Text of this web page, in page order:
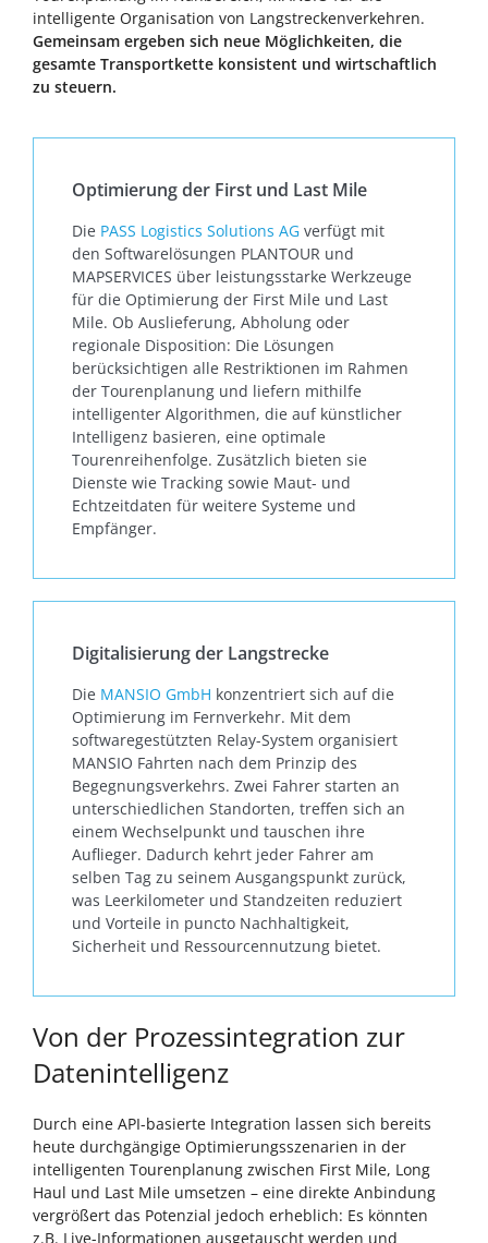
intelligente Organisation von Langstreckenverkehren.
Gemeinsam ergeben sich neue Möglichkeiten, die
gesamte Transportkette konsistent und wirtschaftlich
zu steuern.
Optimierung der First und Last Mile
Die PASS Logistics Solutions AG verfügt mit
den Softwarelösungen PLANTOUR und
MAPSERVICES über leistungsstarke Werkzeuge
für die Optimierung der First Mile und Last
Mile. Ob Auslieferung, Abholung oder
regionale Disposition: Die Lösungen
berücksichtigen alle Restriktionen im Rahmen
der Tourenplanung und liefern mithilfe
intelligenter Algorithmen, die auf künstlicher
Intelligenz basieren, eine optimale
Tourenreihenfolge. Zusätzlich bieten sie
Dienste wie Tracking sowie Maut- und
Echtzeitdaten für weitere Systeme und
Empfänger.
Digitalisierung der Langstrecke
Die MANSIO GmbH konzentriert sich auf die
Optimierung im Fernverkehr. Mit dem
softwaregestützten Relay-System organisiert
MANSIO Fahrten nach dem Prinzip des
Begegnungsverkehrs. Zwei Fahrer starten an
unterschiedlichen Standorten, treffen sich an
einem Wechselpunkt und tauschen ihre
Auflieger. Dadurch kehrt jeder Fahrer am
selben Tag zu seinem Ausgangspunkt zurück,
was Leerkilometer und Standzeiten reduziert
und Vorteile in puncto Nachhaltigkeit,
Sicherheit und Ressourcennutzung bietet.
Von der Prozessintegration zur
Datenintelligenz
Durch eine API-basierte Integration lassen sich bereits
heute durchgängige Optimierungsszenarien in der
intelligenten Tourenplanung zwischen First Mile, Long
Haul und Last Mile umsetzen – eine direkte Anbindung
vergrößert das Potenzial jedoch erheblich: Es könnten
z.B. Live-Informationen ausgetauscht werden und